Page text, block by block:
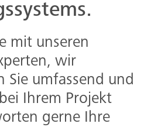
mit unseren
wir
Sie umfassend und
Ihrem Projekt
gerne Ihre